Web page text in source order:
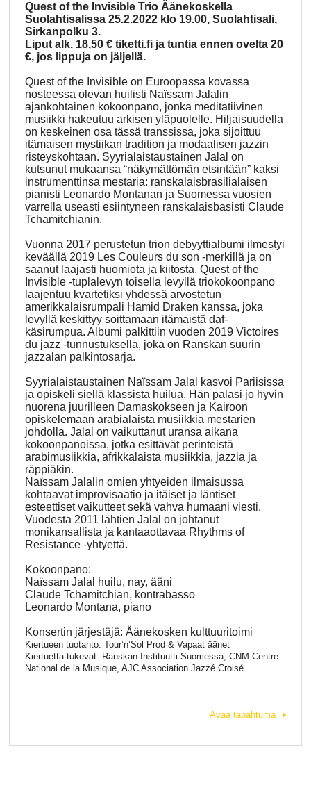
Quest of the Invisible Trio Äänekoskella
Suolahtisalissa 25.2.2022 klo 19.00, Suolahtisali,
Sirkanpolku 3.
Liput alk. 18,50 € tiketti.fi ja tuntia ennen ovelta 20
€, jos lippuja on jäljellä.
Quest of the Invisible on Euroopassa kovassa
nosteessa olevan huilisti Naïssam Jalalin
ajankohtainen kokoonpano, jonka meditatiivinen
musiikki hakeutuu arkisen yläpuolelle. Hiljaisuudella
on keskeinen osa tässä transsissa, joka sijoittuu
itämaisen mystiikan tradition ja modaalisen jazzin
risteyskohtaan. Syyrialaistaustainen Jalal on
kutsunut mukaansa “näkymättömän etsintään” kaksi
instrumenttinsa mestaria: ranskalaisbrasilialaisen
pianisti Leonardo Montanan ja Suomessa vuosien
varrella useasti esiintyneen ranskalaisbasisti Claude
Tchamitchianin.
Vuonna 2017 perustetun trion debyyttialbumi ilmestyi
keväällä 2019 Les Couleurs du son -merkillä ja on
saanut laajasti huomiota ja kiitosta. Quest of the
Invisible -tuplalevyn toisella levyllä triokokoonpano
laajentuu kvartetiksi yhdessä arvostetun
amerikkalaisrumpali Hamid Draken kanssa, joka
levyllä keskittyy soittamaan itämaistä daf-
käsirumpua. Albumi palkittiin vuoden 2019 Victoires
du jazz -tunnustuksella, joka on Ranskan suurin
jazzalan palkintosarja.
Syyrialaistaustainen Naïssam Jalal kasvoi Pariisissa
ja opiskeli siellä klassista huilua. Hän palasi jo hyvin
nuorena juurilleen Damaskokseen ja Kairoon
opiskelemaan arabialaista musiikkia mestarien
johdolla. Jalal on vaikuttanut uransa aikana
kokoonpanoissa, jotka esittävät perinteistä
arabimusiikkia, afrikkalaista musiikkia, jazzia ja
räppiäkin.
Naïssam Jalalin omien yhtyeiden ilmaisussa
kohtaavat improvisaatio ja itäiset ja läntiset
esteettiset vaikutteet sekä vahva humaani viesti.
Vuodesta 2011 lähtien Jalal on johtanut
monikansallista ja kantaaottavaa Rhythms of
Resistance -yhtyettä.
Kokoonpano:
Naïssam Jalal huilu, nay, ääni
Claude Tchamitchian, kontrabasso
Leonardo Montana, piano
Konsertin järjestäjä: Äänekosken kulttuuritoimi
Kiertueen tuotanto: Tour’n’Sol Prod & Vapaat äänet
Kiertuetta tukevat: Ranskan Instituutti Suomessa, CNM Centre
National de la Musique, AJC Association Jazzé Croisé
Avaa tapahtuma